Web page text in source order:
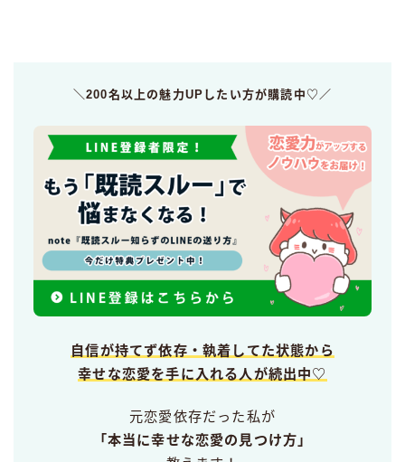
＼200名以上の魅力UPしたい方が購読中♡／
自信が持てず依存・執着してた状態から
幸せな恋愛を手に入れる人が続出中♡
元恋愛依存だった私が
「本当に幸せな恋愛の見つけ方」